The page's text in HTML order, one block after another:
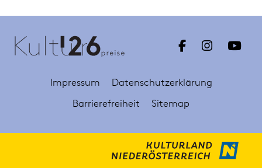
Impressum
Datenschutzerklärung
Barrierefreiheit
Sitemap